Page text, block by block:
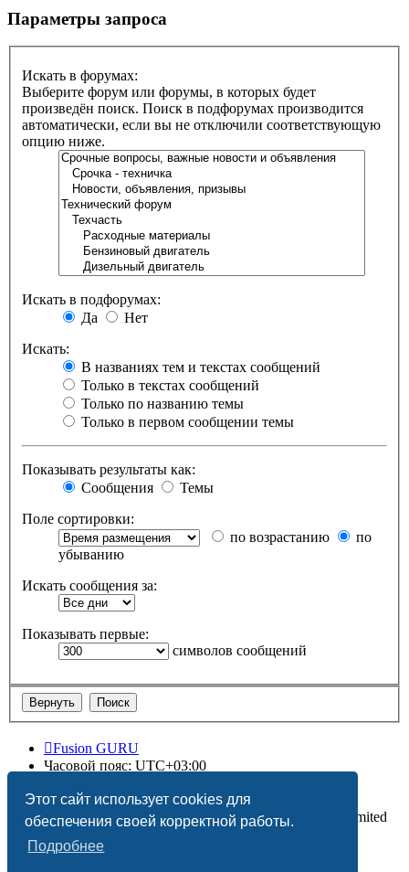
Этот сайт использует cookies для
обеспечения своей корректной работы.
Подробнее
Параметры запроса
Искать в форумах:
Выберите форум или форумы, в которых будет
произведён поиск. Поиск в подфорумах производится
автоматически, если вы не отключили соответствующую
опцию ниже.
Искать в подфорумах:
Да
Нет
Искать:
В названиях тем и текстах сообщений
Только в текстах сообщений
Только по названию темы
Только в первом сообщении темы
Показывать результаты как:
Сообщения
Темы
Поле сортировки:
по возрастанию
по
убыванию
Искать сообщения за:
Показывать первые:
символов сообщений
Fusion GURU
Часовой пояс: UTC+03:00
Создано на основеphpBB® Forum Software © phpBB Limited